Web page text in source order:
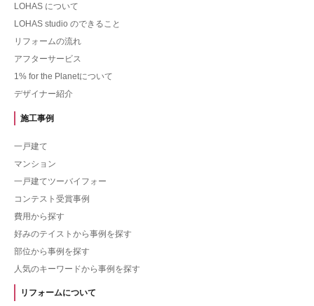
LOHAS について
LOHAS studio のできること
リフォームの流れ
アフターサービス
1% for the Planetについて
デザイナー紹介
施工事例
一戸建て
マンション
一戸建てツーバイフォー
コンテスト受賞事例
費用から探す
好みのテイストから事例を探す
部位から事例を探す
人気のキーワードから事例を探す
リフォームについて